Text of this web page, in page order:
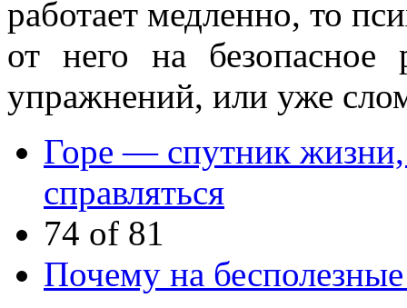
работает медленно, то
от него на безопасное
упражнений, или уже
Горе — спутник
справляться
74 of 81
Почему на